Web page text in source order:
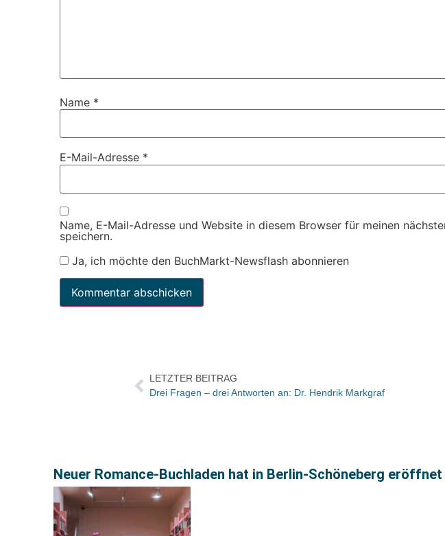
Name *
E-Mail-Adresse *
Name, E-Mail-Adresse und Website in diesem Browser für meinen
speichern.
Ja, ich möchte den BuchMarkt-Newsflash abonnieren
LETZTER BEITRAG
Drei Fragen – drei Antworten an: Dr. Hendrik Markgraf
Neuer Romance-Buchladen hat in Berlin-Schöneberg